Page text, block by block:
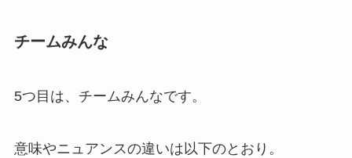
チームみんな
5つ目は、チームみんなです。
意味やニュアンスの違いは以下のとおり。